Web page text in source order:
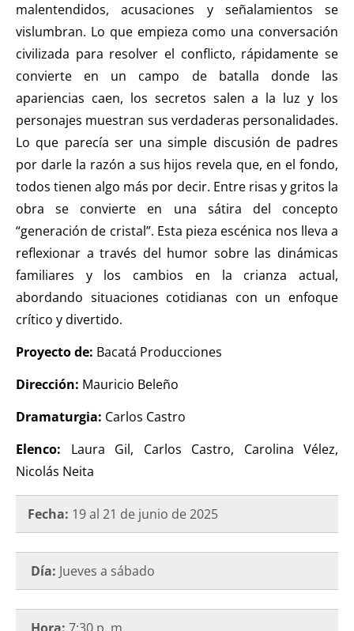
malentendidos, acusaciones y señalamientos se
vislumbran. Lo que empieza como una conversación
civilizada para resolver el conflicto, rápidamente se
convierte en un campo de batalla donde las
apariencias caen, los secretos salen a la luz y los
personajes muestran sus verdaderas personalidades.
Lo que parecía ser una simple discusión de padres
por darle la razón a sus hijos revela que, en el fondo,
todos tienen algo más por decir. Entre risas y gritos la
obra se convierte en una sátira del concepto
“generación de cristal”. Esta pieza escénica nos lleva a
reflexionar a través del humor sobre las dinámicas
familiares y los cambios en la crianza actual,
abordando situaciones cotidianas con un enfoque
crítico y divertido.
Proyecto de: Bacatá Producciones
Dirección: Mauricio Beleño
Dramaturgia: Carlos Castro
Elenco: Laura Gil, Carlos Castro, Carolina Vélez,
Nicolás Neita
Fecha: 19 al 21 de junio de 2025
Día: Jueves a sábado